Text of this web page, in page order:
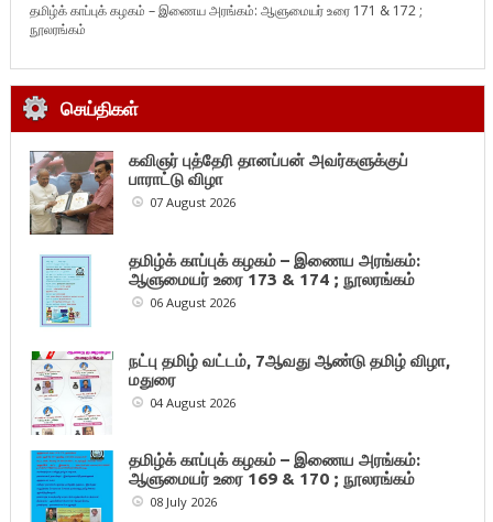
தமிழ்க் காப்புக் கழகம் – இணைய அரங்கம்: ஆளுமையர் உரை 171 & 172 ;
நூலரங்கம்
செய்திகள்
கவிஞர் புத்தேரி தானப்பன் அவர்களுக்குப்
பாராட்டு விழா
07 August 2026
தமிழ்க் காப்புக் கழகம் – இணைய அரங்கம்:
ஆளுமையர் உரை 173 & 174 ; நூலரங்கம்
06 August 2026
நட்பு தமிழ் வட்டம், 7ஆவது ஆண்டு தமிழ் விழா,
மதுரை
04 August 2026
தமிழ்க் காப்புக் கழகம் – இணைய அரங்கம்:
ஆளுமையர் உரை 169 & 170 ; நூலரங்கம்
08 July 2026